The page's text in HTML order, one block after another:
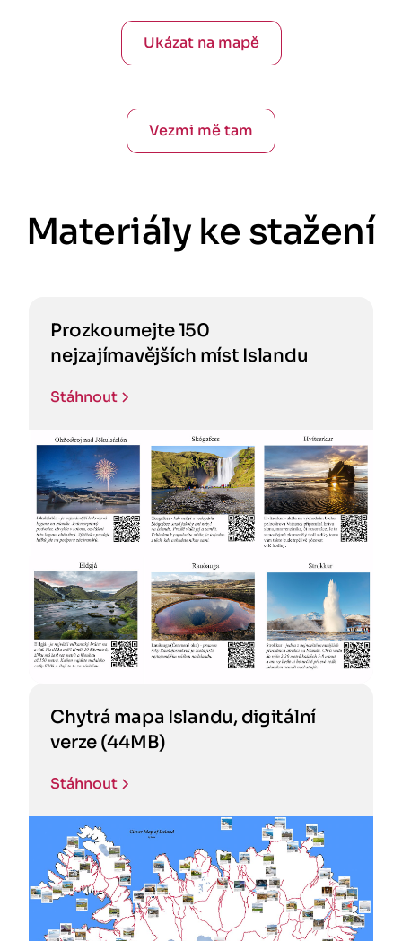
Ukázat na mapě
Vezmi mě tam
Materiály ke stažení
Prozkoumejte 150
nejzajímavějších míst Islandu
Stáhnout
Chytrá mapa Islandu, digitální
verze (44MB)
Stáhnout